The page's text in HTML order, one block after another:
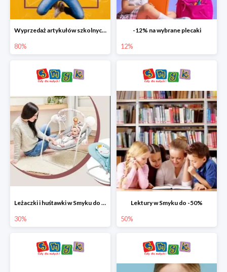
Wyprzedaż artykułów szkolnych w Smyku do -80%
80%
-12% na wybrane plecaki
12%
Leżaczki i huśtawki w Smyku do -30%
30%
Lektury w Smyku do -50%
50%